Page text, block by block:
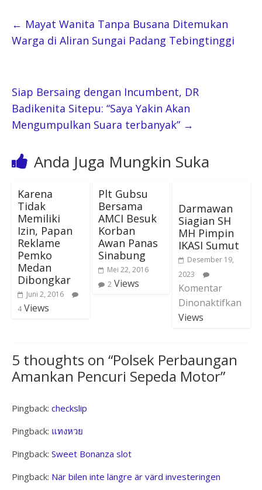
← Mayat Wanita Tanpa Busana Ditemukan
Warga di Aliran Sungai Padang Tebingtinggi
Siap Bersaing dengan Incumbent, DR
Badikenita Sitepu: “Saya Yakin Akan
Mengumpulkan Suara terbanyak” →
Anda Juga Mungkin Suka
Karena
Tidak
Memiliki
Izin, Papan
Reklame
Pemko
Medan
Dibongkar
Juni 2, 2016
4 Views
Plt Gubsu
Bersama
AMCI Besuk
Korban
Awan Panas
Sinabung
Mei 22, 2016
2 Views
Darmawan
Siagian SH
MH Pimpin
IKASI Sumut
Desember 19,
2023
Komentar
Dinonaktifkan
Views
5 thoughts on “Polsek Perbaungan
Amankan Pencuri Sepeda Motor”
Pingback: checkslip
Pingback: แทงหวย
Pingback: Sweet Bonanza slot
Pingback: När bilen inte längre är värd investeringen